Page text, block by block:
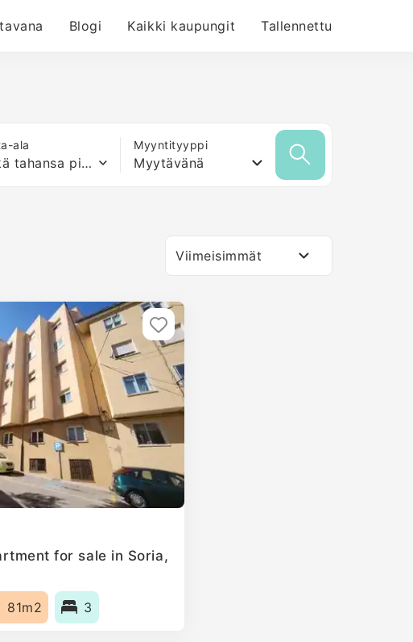
Blogi Kaikki kaupungit Tallennettu
ala
Mikä tahansa pinta-ala
Myyntityyppi
Myytävänä
Viimeisimmät
for sale in Soria,
81m2 3